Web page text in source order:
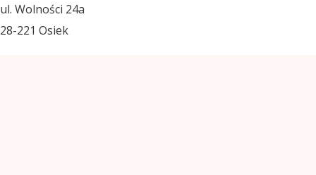
ul. Wolności 24a
28-221 Osiek